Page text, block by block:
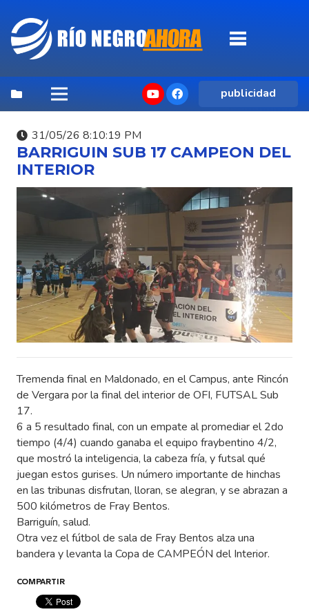
publicidad
31/05/26 8:10:19 PM
BARRIGUIN SUB 17 CAMPEON DEL
INTERIOR
Tremenda final en Maldonado, en el Campus, ante Rincón
de Vergara por la final del interior de OFI, FUTSAL Sub
17.
6 a 5 resultado final, con un empate al promediar el 2do
tiempo (4/4) cuando ganaba el equipo fraybentino 4/2,
que mostró la inteligencia, la cabeza fría, y futsal qué
juegan estos gurises. Un número importante de hinchas
en las tribunas disfrutan, lloran, se alegran, y se abrazan a
500 kilómetros de Fray Bentos.
Barriguín, salud.
Otra vez el fútbol de sala de Fray Bentos alza una
bandera y levanta la Copa de CAMPEÓN del Interior.
COMPARTIR